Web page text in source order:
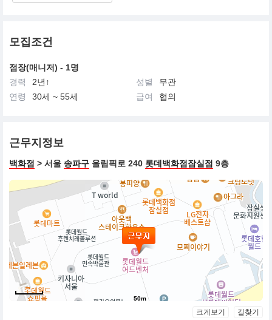
모집조건
점장(매니저) - 1명
경력
2년↑ 성별
무관
연령
30세 ~ 55세 급여 협의
근무지정보
백화점 > 서울 송파구 올림픽로 240 롯데백화점잠실점 9층
50m
크게보기 길찾기